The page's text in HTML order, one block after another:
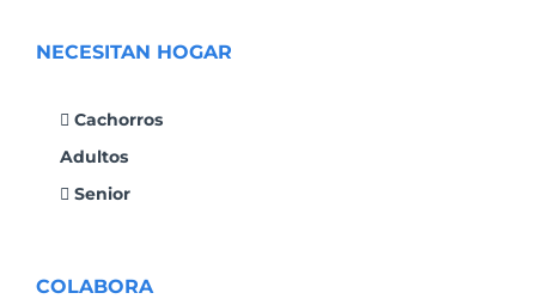
NECESITAN HOGAR
Cachorros
Adultos
Senior
COLABORA